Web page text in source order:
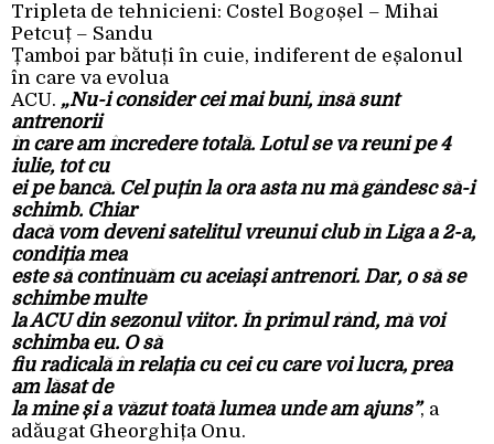
Tripleta de tehnicieni: Costel Bogoșel – Mihai
Petcuț – Sandu
Țamboi par bătuți în cuie, indiferent de eșalonul
în care va evolua
ACU. „Nu-i consider cei mai buni, însă sunt
antrenorii
în care am încredere totală. Lotul se va reuni pe 4
iulie, tot cu
ei pe bancă. Cel puțin la ora asta nu mă gândesc să-i
schimb. Chiar
dacă vom deveni satelitul vreunui club în Liga a 2-a,
condiția mea
este să continuăm cu aceiași antrenori. Dar, o să se
schimbe multe
la ACU din sezonul viitor. În primul rând, mă voi
schimba eu. O să
fiu radicală în relația cu cei cu care voi lucra, prea
am lăsat de
la mine și a văzut toată lumea unde am ajuns”, a
adăugat Gheorghița Onu.